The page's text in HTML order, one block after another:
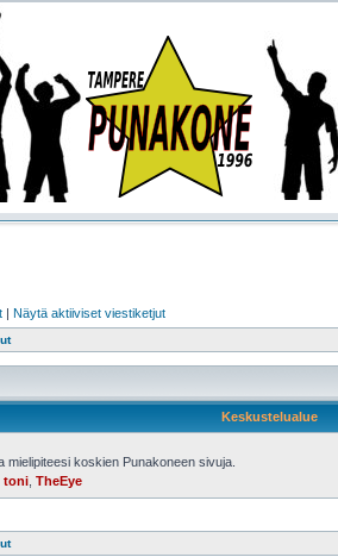
| Näytä aktiiviset viestiketjut
Keskustelualue
mielipiteesi koskien Punakoneen sivuja.
toni TheEye